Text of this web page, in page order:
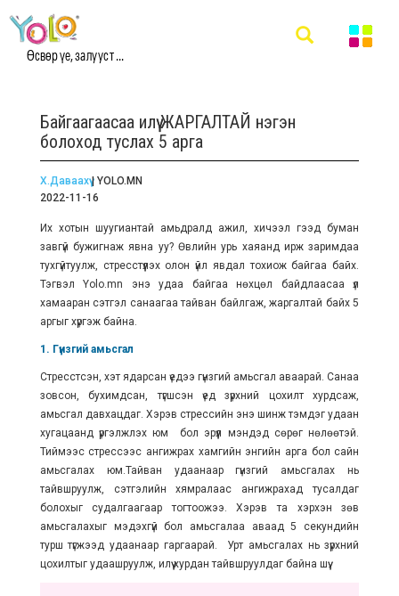
Өсвөр үе, залууст ...
Байгаагаасаа илүү ЖАРГАЛТАЙ нэгэн
болоход туслах 5 арга
Х.Даваахүү| YOLO.MN
2022-11-16
Их хотын шуугиантай амьдралд ажил, хичээл гээд буман
завгүй бужигнаж явна уу? Өвлийн урь хаяанд ирж заримдаа
тухгүйтуулж, стресстүүлэх олон үйл явдал тохиож байгаа байх.
Тэгвэл Yolo.mn энэ удаа байгаа нөхцөл байдлаасаа үл
хамааран сэтгэл санаагаа тайван байлгаж, жаргалтай байх 5
аргыг хүргэж байна.
1. Гүнзгий амьсгал
Стресстсэн, хэт ядарсан үедээ гүнзгий амьсгал аваарай. Санаа
зовсон, бухимдсан, түгшсэн үед зүрхний цохилт хурдсаж,
амьсгал давхацдаг. Хэрэв стрессийн энэ шинж тэмдэг удаан
хугацаанд үргэлжлэх юм бол эрүүл мэндэд сөрөг нөлөөтэй.
Тиймээс стрессээс ангижрах хамгийн энгийн арга бол сайн
амьсгалах юм.Тайван удаанаар гүнзгий амьсгалах нь
тайвшруулж, сэтгэлийн хямралаас ангижрахад тусалдаг
болохыг судалгаагаар тогтоожээ. Хэрэв та хэрхэн зөв
амьсгалахыг мэдэхгүй бол амьсгалаа аваад 5 секундийн
турш түгжээд удаанаар гаргаарай. Урт амьсгалах нь зүрхний
цохилтыг удаашруулж, илүү хурдан тайвшруулдаг байна шүү.